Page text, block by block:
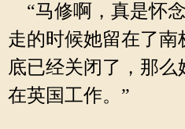
“马修啊，真是怀
走的时候她留在了南
底已经关闭了，那
在英国工作。”